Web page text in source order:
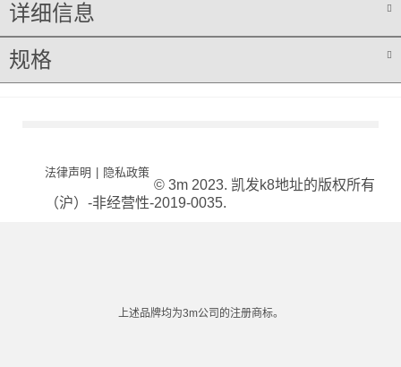
详细信息
规格
法律声明 | 隐私政策
© 3m 2023. 凯发k8地址的版权所有
（沪）-非经营性-2019-0035.
上述品牌均为3m公司的注册商标。